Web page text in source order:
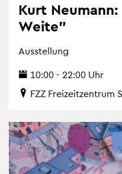
Kurt
Weite"
Aus­stel­lung
10:00 - 22:00 Uhr
FZZ Frei­zeit­zen­trum